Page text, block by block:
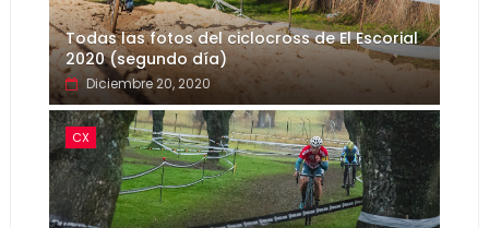
Todas las fotos del ciclocross de El Escorial
2020 (segundo día)
Diciembre 20, 2020
CX